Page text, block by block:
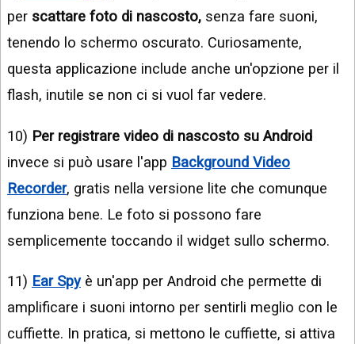
per scattare foto di nascosto, senza fare suoni,
tenendo lo schermo oscurato. Curiosamente,
questa applicazione include anche un'opzione per il
flash, inutile se non ci si vuol far vedere.
10) Per registrare video di nascosto su Android
invece si può usare l'app Background Video
Recorder, gratis nella versione lite che comunque
funziona bene. Le foto si possono fare
semplicemente toccando il widget sullo schermo.
11) Ear Spyè un'app per Android che permette di
amplificare i suoni intorno per sentirli meglio con le
cuffiette. In pratica, si mettono le cuffiette, si attiva